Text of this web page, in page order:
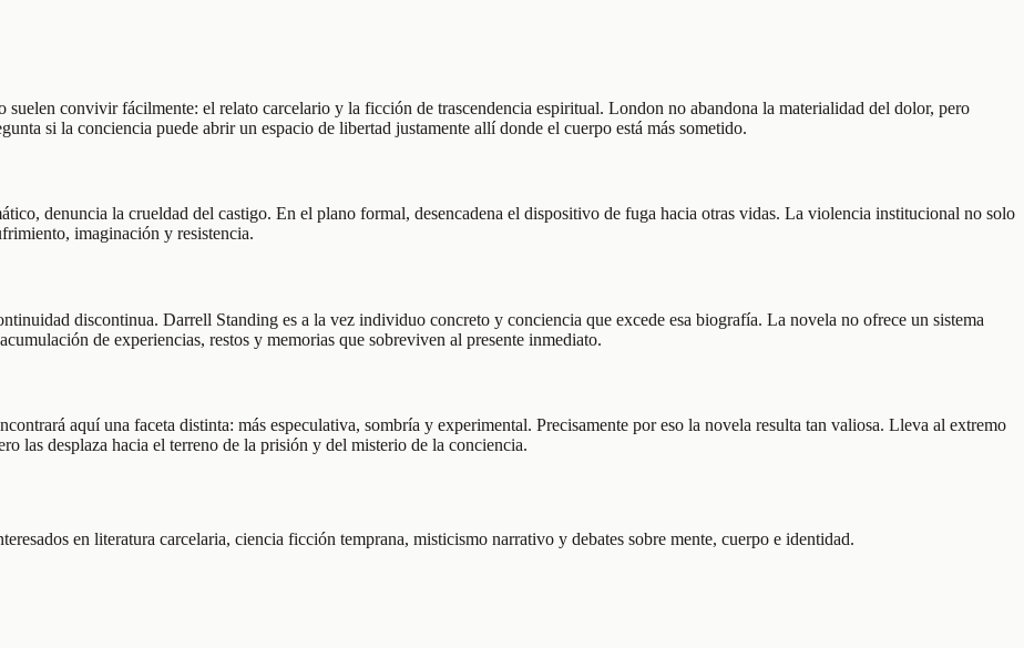
convivir fácilmente: el relato carcelario y la ficción de trascendencia espiritual. London no abandona la materialidad del dolor, pero
si la conciencia puede abrir un espacio de libertad justamente allí donde el cuerpo está más sometido.
denuncia la crueldad del castigo. En el plano formal, desencadena el dispositivo de fuga hacia otras vidas. La violencia institucional no solo
imaginación y resistencia.
discontinua. Darrell Standing es a la vez individuo concreto y conciencia que excede esa biografía. La novela no ofrece un sistema
de experiencias, restos y memorias que sobreviven al presente inmediato.
aquí una faceta distinta: más especulativa, sombría y experimental. Precisamente por eso la novela resulta tan valiosa. Lleva al extremo
las desplaza hacia el terreno de la prisión y del misterio de la conciencia.
en literatura carcelaria, ciencia ficción temprana, misticismo narrativo y debates sobre mente, cuerpo e identidad.